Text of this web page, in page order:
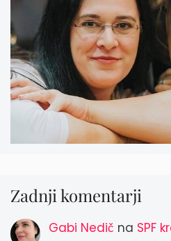
Zadnji komentarji
Gabi Nedič na SPF